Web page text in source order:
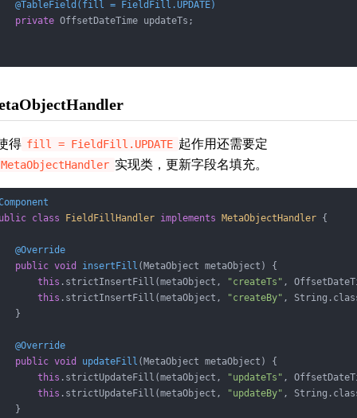
@TableField(fill = FieldFill.UPDATE)
private OffsetDateTime updateTs;
得 fill = FieldFill.UPDATE 起作用还需要定
MetaObjectHandler 实现类，更新字段名填充。
class FieldFillHandler implements MetaObjectHandler {
@Override
public void insertFill (MetaObject metaObject)
{
this .strictInsertFill(metaObject, "createTs" ,
this .strictInsertFill(metaObject, "createBy" ,
}
@Override
public void updateFill (MetaObject metaObject)
{
this .strictUpdateFill(metaObject, "updateTs" ,
this .strictUpdateFill(metaObject, "updateBy" ,
}